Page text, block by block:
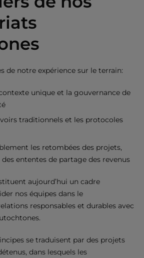
de notre expérience sur le terrain:
unique et la gouvernance de
traditionnels et les protocoles
les retombées des projets,
ententes de partage des revenus
aujourd’hui un cadre
nos équipes dans le
responsables et durables avec
se traduisent par des projets
dans lesquels les